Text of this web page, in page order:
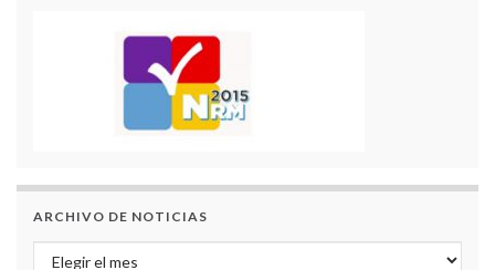
ARCHIVO DE NOTICIAS
Archivo de Noticias